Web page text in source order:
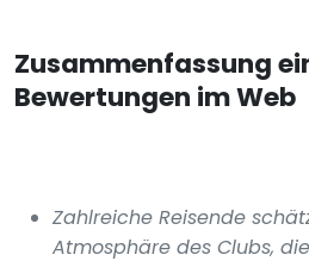
Zusammenfassung
Bewertungen im Web
Zahlreiche Reisende
Atmosphäre des Clubs,